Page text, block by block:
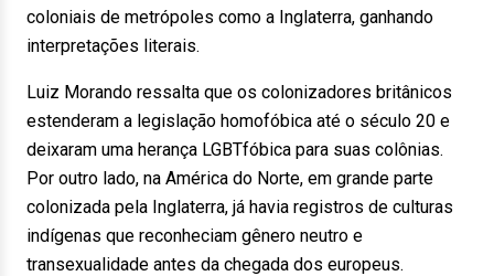
coloniais de metrópoles como a Inglaterra, ganhando
interpretações literais.
Luiz Morando ressalta que os colonizadores britânicos
estenderam a legislação homofóbica até o século 20 e
deixaram uma herança LGBTfóbica para suas colônias.
Por outro lado, na América do Norte, em grande parte
colonizada pela Inglaterra, já havia registros de culturas
indígenas que reconheciam gênero neutro e
transexualidade antes da chegada dos europeus.